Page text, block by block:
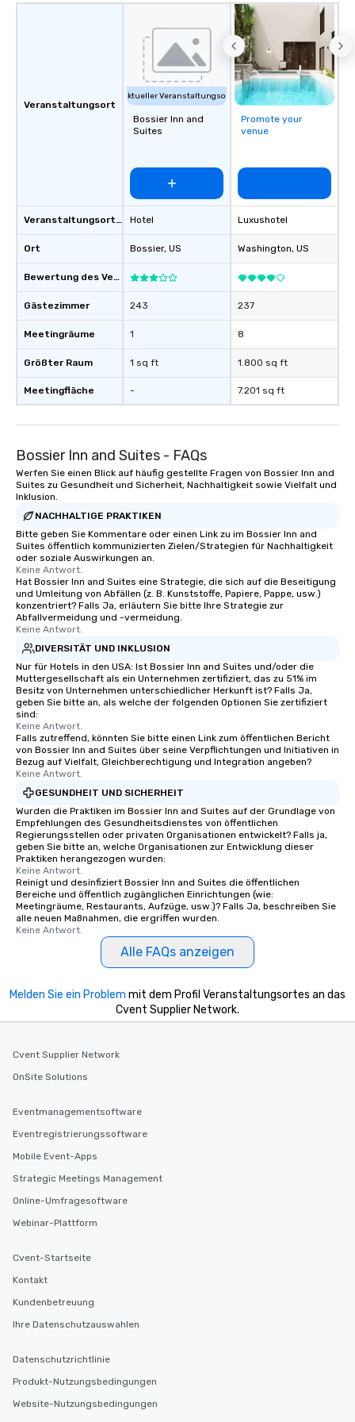
guide is well-versed in local culture,
Veranstaltungsort
Veranstaltungsortstyp
Ort
Bewertung des Veranstaltungsortes
Gästezimmer
Meetingräume
Größter Raum
Meetingfläche
Aktueller Veranstaltungsort
Bossier Inn and
Suites
Hotel
Bossier, US
243
1
1 sq ft
-
Promote your
venue
Luxushotel
Washington, US
237
8
1.800 sq ft
7.201 sq ft
Bossier Inn and Suites - FAQs
Werfen Sie einen Blick auf häufig gestellte Fragen von Bossier Inn and
Suites zu Gesundheit und Sicherheit, Nachhaltigkeit sowie Vielfalt und
Inklusion.
NACHHALTIGE PRAKTIKEN
Bitte geben Sie Kommentare oder einen Link zu im Bossier Inn and
Suites öffentlich kommunizierten Zielen/Strategien für Nachhaltigkeit
oder soziale Auswirkungen an.
Keine Antwort.
Hat Bossier Inn and Suites eine Strategie, die sich auf die Beseitigung
und Umleitung von Abfällen (z. B. Kunststoffe, Papiere, Pappe, usw.)
konzentriert? Falls Ja, erläutern Sie bitte Ihre Strategie zur
Abfallvermeidung und -vermeidung.
Keine Antwort.
DIVERSITÄT UND INKLUSION
Nur für Hotels in den USA: Ist Bossier Inn and Suites und/oder die
Muttergesellschaft als ein Unternehmen zertifiziert, das zu 51% im
Besitz von Unternehmen unterschiedlicher Herkunft ist? Falls Ja,
geben Sie bitte an, als welche der folgenden Optionen Sie zertifiziert
sind:
Keine Antwort.
Falls zutreffend, könnten Sie bitte einen Link zum öffentlichen Bericht
von Bossier Inn and Suites über seine Verpflichtungen und Initiativen in
Bezug auf Vielfalt, Gleichberechtigung und Integration angeben?
Keine Antwort.
GESUNDHEIT UND SICHERHEIT
Wurden die Praktiken im Bossier Inn and Suites auf der Grundlage von
Empfehlungen des Gesundheitsdienstes von öffentlichen
Regierungsstellen oder privaten Organisationen entwickelt? Falls ja,
geben Sie bitte an, welche Organisationen zur Entwicklung dieser
Praktiken herangezogen wurden:
Keine Antwort.
Reinigt und desinfiziert Bossier Inn and Suites die öffentlichen
Bereiche und öffentlich zugänglichen Einrichtungen (wie:
Meetingräume, Restaurants, Aufzüge, usw.)? Falls Ja, beschreiben Sie
alle neuen Maßnahmen, die ergriffen wurden.
Keine Antwort.
Alle FAQs anzeigen
Melden Sie ein Problem mit dem Profil Veranstaltungsortes an das
Cvent Supplier Network.
Cvent Supplier Network
OnSite Solutions
Eventmanagementsoftware
Eventregistrierungssoftware
Mobile Event-Apps
Strategic Meetings Management
Online-Umfragesoftware
Webinar-Plattform
Cvent-Startseite
Kontakt
Kundenbetreuung
Ihre Datenschutzauswahlen
Datenschutzrichtlinie
Produkt-Nutzungsbedingungen
Website-Nutzungsbedingungen